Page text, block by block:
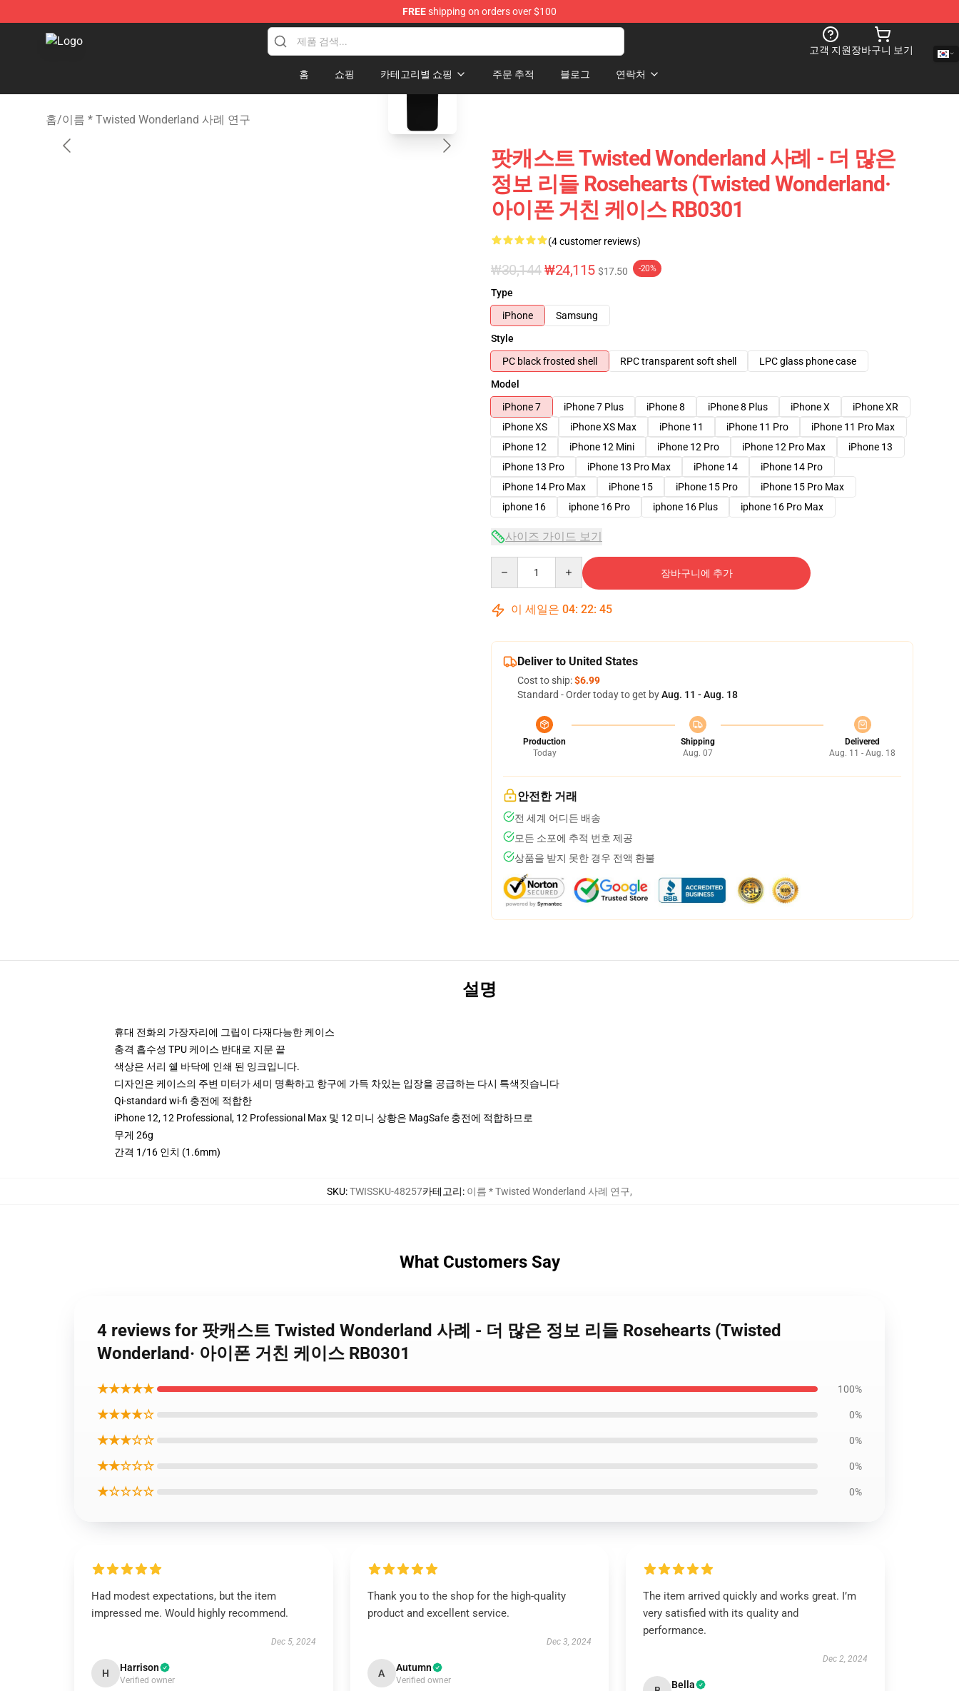
FREEshipping on orders over $100
Twisted Wonderland Store - Official Twisted Wonderland Merchandise Shop
고객 지원장바구니 보기
홈 쇼핑 카테고리별 쇼핑 주문 추적 블로그 연락처
홈/이름 * Twisted Wonderland 사례 연구
blank template
팟캐스트 Twisted Wonderland 사례 - 더 많은
정보 리들 Rosehearts (Twisted Wonderland·
아이폰 거친 케이스 RB0301
(4 customer reviews)
₩30,144₩24,115 $17.50 -20%
Type
iPhone
Samsung
Style
PC black frosted shell
RPC transparent soft shell
LPC glass phone case
Model
iPhone 7
iPhone 7 Plus iPhone 8 iPhone 8 Plus iPhone X
iPhone XR
iPhone XS
iPhone XS Max iPhone 11 iPhone 11 Pro
iPhone 11 Pro Max
iPhone 12
iPhone 12 Mini iPhone 12 Pro iPhone 12 Pro Max
iPhone 13
iPhone 13 Pro
iPhone 13 Pro Max iPhone 14
iPhone 14 Pro
iPhone 14 Pro Max
iPhone 15 iPhone 15 Pro
iPhone 15 Pro Max
iphone 16
iphone 16 Pro iphone 16 Plus iphone 16 Pro Max
사이즈 가이드 보기
장바구니에 추가
이 세일은 04: 22: 44
Deliver to United States
Cost to ship:$6.99
Standard - Order today to get byAug. 11 - Aug. 18
Production
Today
Shipping
Aug. 07
Delivered
Aug. 11 - Aug. 18
안전한 거래
전 세계 어디든 배송
모든 소포에 추적 번호 제공
상품을 받지 못한 경우 전액 환불
설명
휴대 전화의 가장자리에 그립이 다재다능한 케이스
충격 흡수성 TPU 케이스 반대로 지문 끝
색상은 서리 쉘 바닥에 인쇄 된 잉크입니다.
디자인은 케이스의 주변 미터가 세미 명확하고 항구에 가득 차있는 입장을 공급하는 다시 특색짓습니다
Qi-standard wi-fi 충전에 적합한
iPhone 12, 12 Professional, 12 Professional Max 및 12 미니 상황은 MagSafe 충전에 적합하므로
무게 26g
간격 1/16 인치 (1.6mm)
SKU:TWISSKU-48257카테고리: 이름 * Twisted Wonderland 사례 연구,
What Customers Say
4 reviews for 팟캐스트 Twisted Wonderland 사례 - 더 많은 정보 리들 Rosehearts (Twisted
Wonderland· 아이폰 거친 케이스 RB0301
★★★★★ 100%
★★★★☆ 0%
★★★☆☆ 0%
★★☆☆☆ 0%
★☆☆☆☆ 0%
Had modest expectations, but the item
impressed me. Would highly recommend.
Dec 5, 2024
H Harrison
Verified owner
Thank you to the shop for the high-quality
product and excellent service.
Dec 3, 2024
A Autumn
Verified owner
The item arrived quickly and works great. I’m
very satisfied with its quality and
performance.
Dec 2, 2024
Bella